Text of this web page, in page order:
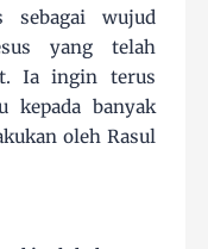
sebagai wujud
yang telah
Ia ingin terus
kepada banyak
oleh Rasul